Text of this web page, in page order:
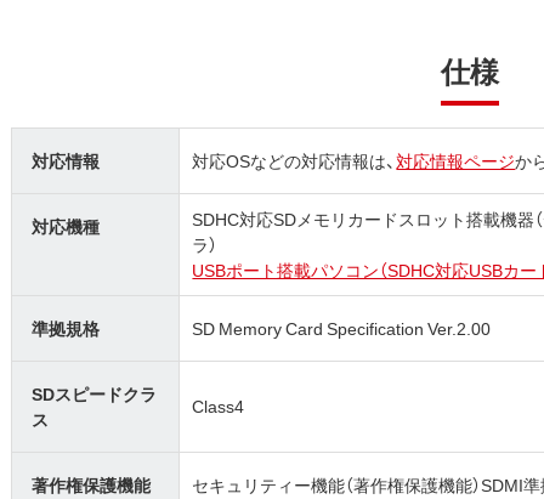
仕様
対応情報 対応OSなどの対応情報は、対応情報ページか
対応機種
SDHC対応SDメモリカードスロット搭載機器
ラ）
USBポート搭載パソコン（SDHC対応USBカ
準拠規格 SD Memory Card Specification Ver.2.00
SDスピードクラ
ス
Class4
著作権保護機能 セキュリティー機能（著作権保護機能）SDMI